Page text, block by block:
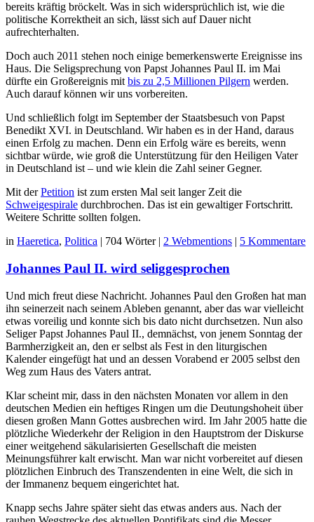
bereits kräftig bröckelt. Was in sich widersprüchlich ist, wie die
politische Korrektheit an sich, lässt sich auf Dauer nicht
aufrechterhalten.
Doch auch 2011 stehen noch einige bemerkenswerte Ereignisse ins
Haus. Die Seligsprechung von Papst Johannes Paul II. im Mai
dürfte ein Großereignis mitbis zu 2,5 Millionen Pilgern werden.
Auch darauf können wir uns vorbereiten.
Und schließlich folgt im September der Staatsbesuch von Papst
Benedikt XVI. in Deutschland. Wir haben es in der Hand, daraus
einen Erfolg zu machen. Denn ein Erfolg wäre es bereits, wenn
sichtbar würde, wie groß die Unterstützung für den Heiligen Vater
in Deutschland ist – und wie klein die Zahl seiner Gegner.
Mit derPetition ist zum ersten Mal seit langer Zeit die
Schweigespirale durchbrochen. Das ist ein gewaltiger Fortschritt.
Weitere Schritte sollten folgen.
in Haeretica, Politica 704 Wörter 2 Webmentions 5 Kommentare
Johannes Paul II. wird seliggesprochen
Und mich freut diese Nachricht. Johannes Paul den Großen hat man
ihn seinerzeit nach seinem Ableben genannt, aber das war vielleicht
etwas voreilig und konnte sich bis dato nicht durchsetzen. Nun also
Seliger Papst Johannes Paul II., demnächst, von jenem Sonntag der
Barmherzigkeit an, den er selbst als Fest in den liturgischen
Kalender eingefügt hat und an dessen Vorabend er 2005 selbst den
Weg zum Haus des Vaters antrat.
Klar scheint mir, dass in den nächsten Monaten vor allem in den
deutschen Medien ein heftiges Ringen um die Deutungshoheit über
diesen großen Mann Gottes ausbrechen wird. Im Jahr 2005 hatte die
plötzliche Wiederkehr der Religion in den Hauptstrom der Diskurse
einer weitgehend säkularisierten Gesellschaft die meisten
Meinungsführer kalt erwischt. Man war nicht vorbereitet auf diesen
plötzlichen Einbruch des Transzendenten in eine Welt, die sich in
der Immanenz bequem eingerichtet hat.
Knapp sechs Jahre später sieht das etwas anders aus. Nach der